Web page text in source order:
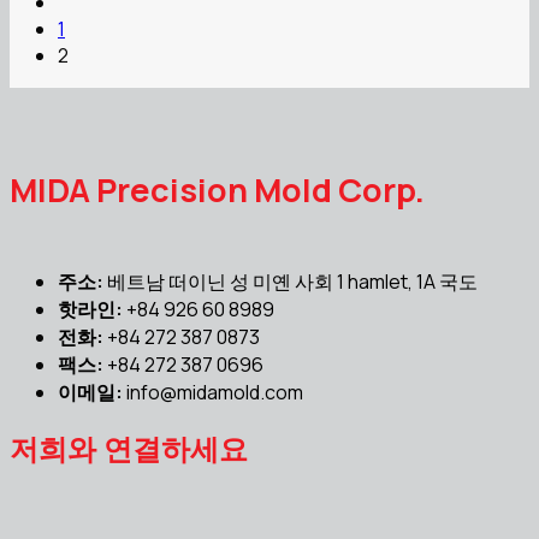
1
2
MIDA Precision Mold Corp.
주소: 베트남 떠이닌 성 미옌 사회 1 hamlet, 1A 국도
핫라인: +84 926 60 8989
전화: +84 272 387 0873
팩스: +84 272 387 0696
이메일: info@midamold.com
저희와 연결하세요